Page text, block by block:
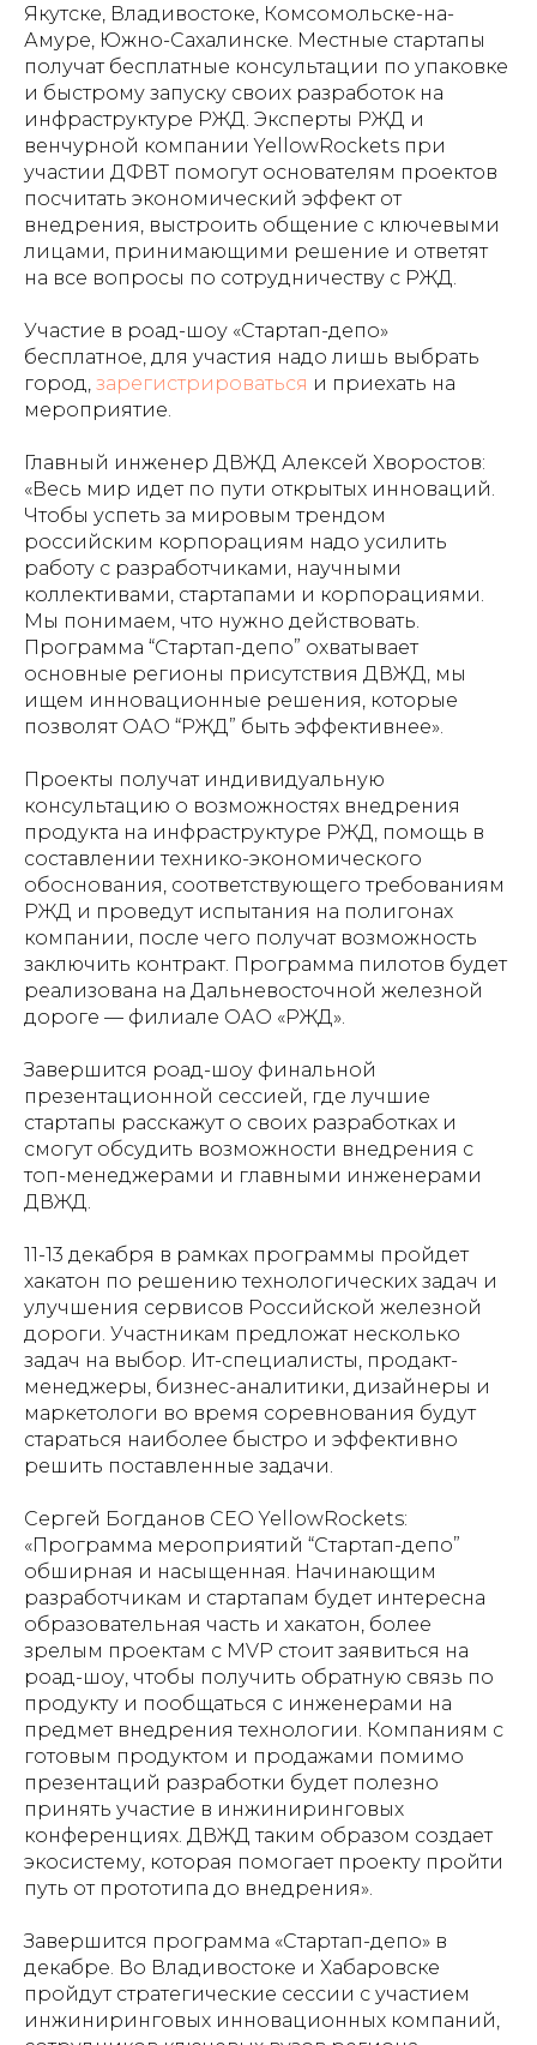
Якутске, Владивостоке, Комсомольске-на-
Амуре, Южно-Сахалинске. Местные стартапы
получат бесплатные консультации по упаковке
и быстрому запуску своих разработок на
инфраструктуре РЖД. Эксперты РЖД и
венчурной компании YellowRockets при
участии ДФВТ помогут основателям проектов
посчитать экономический эффект от
внедрения, выстроить общение с ключевыми
лицами, принимающими решение и ответят
на все вопросы по сотрудничеству с РЖД.
Участие в роад-шоу «Стартап-депо»
бесплатное, для участия надо лишь выбрать
город, зарегистрироваться и приехать на
мероприятие.
Главный инженер ДВЖД Алексей Хворостов:
«Весь мир идет по пути открытых инноваций.
Чтобы успеть за мировым трендом
российским корпорациям надо усилить
работу с разработчиками, научными
коллективами, стартапами и корпорациями.
Мы понимаем, что нужно действовать.
Программа “Стартап-депо” охватывает
основные регионы присутствия ДВЖД, мы
ищем инновационные решения, которые
позволят ОАО “РЖД” быть эффективнее».
Проекты получат индивидуальную
консультацию о возможностях внедрения
продукта на инфраструктуре РЖД, помощь в
составлении технико-экономического
обоснования, соответствующего требованиям
РЖД и проведут испытания на полигонах
компании, после чего получат возможность
заключить контракт. Программа пилотов будет
реализована на Дальневосточной железной
дороге — филиале ОАО «РЖД».
Завершится роад-шоу финальной
презентационной сессией, где лучшие
стартапы расскажут о своих разработках и
смогут обсудить возможности внедрения с
топ-менеджерами и главными инженерами
ДВЖД.
11-13 декабря в рамках программы пройдет
хакатон по решению технологических задач и
улучшения сервисов Российской железной
дороги. Участникам предложат несколько
задач на выбор. Ит-специалисты, продакт-
менеджеры, бизнес-аналитики, дизайнеры и
маркетологи во время соревнования будут
стараться наиболее быстро и эффективно
решить поставленные задачи.
Сергей Богданов CEO YellowRockets:
«Программа мероприятий “Стартап-депо”
обширная и насыщенная. Начинающим
разработчикам и стартапам будет интересна
образовательная часть и хакатон, более
зрелым проектам с MVP стоит заявиться на
роад-шоу, чтобы получить обратную связь по
продукту и пообщаться с инженерами на
предмет внедрения технологии. Компаниям с
готовым продуктом и продажами помимо
презентаций разработки будет полезно
принять участие в инжиниринговых
конференциях. ДВЖД таким образом создает
экосистему, которая помогает проекту пройти
путь от прототипа до внедрения».
Завершится программа «Стартап-депо» в
декабре. Во Владивостоке и Хабаровске
пройдут стратегические сессии с участием
инжиниринговых инновационных компаний,